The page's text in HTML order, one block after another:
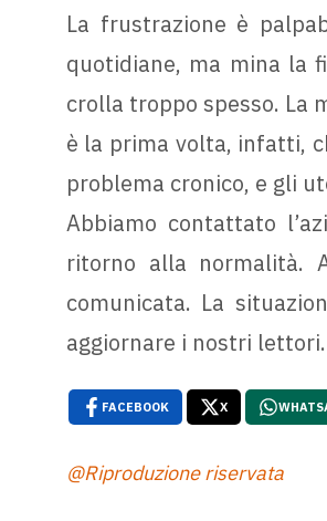
La frustrazione è
quotidiane, ma mina la
crolla troppo spesso. La
è la prima volta, infatti,
problema cronico, e gli
Abbiamo contattato
ritorno alla normalità.
comunicata. La
aggiornare i nostri lettori.
FACEBOOK X
@Riproduzione riservata